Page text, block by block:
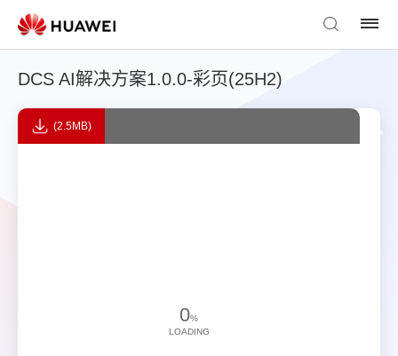
DCS AI解决方案1.0.0-彩页(25H2)
(2.5MB)
0%
LOADING